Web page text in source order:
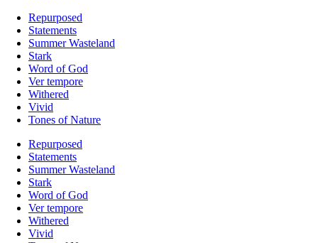
Repurposed
Statements
Summer Wasteland
Stark
Word of God
Ver tempore
Withered
Vivid
Tones of Nature
Repurposed
Statements
Summer Wasteland
Stark
Word of God
Ver tempore
Withered
Vivid